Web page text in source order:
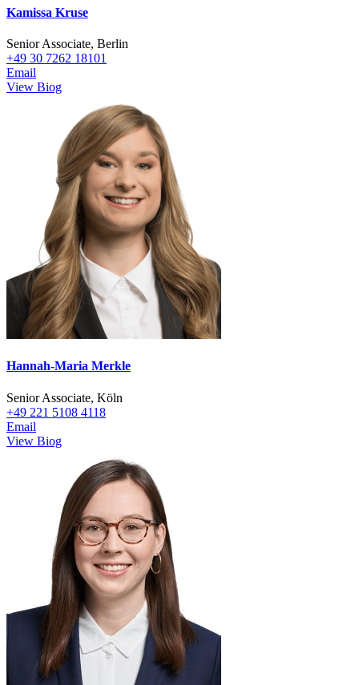
Kamissa Kruse
Senior Associate, Berlin
+49 30 7262 18101
Email
View Biog
Hannah-Maria Merkle
Senior Associate, Köln
+49 221 5108 4118
Email
View Biog